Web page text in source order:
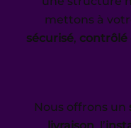
mettons à
sécurisé, contrôlé
Nous offrons un